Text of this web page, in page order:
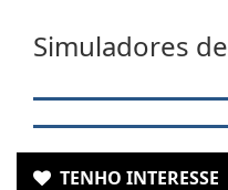
Simuladores de
TENHO INTERESSE